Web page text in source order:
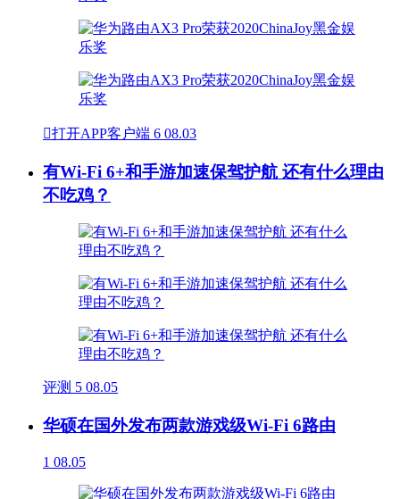
打开APP客户端 6 08.03
有Wi-Fi 6+和手游加速保驾护航 还有什么理由
不吃鸡？
评测 5 08.05
华硕在国外发布两款游戏级Wi-Fi 6路由
1 08.05